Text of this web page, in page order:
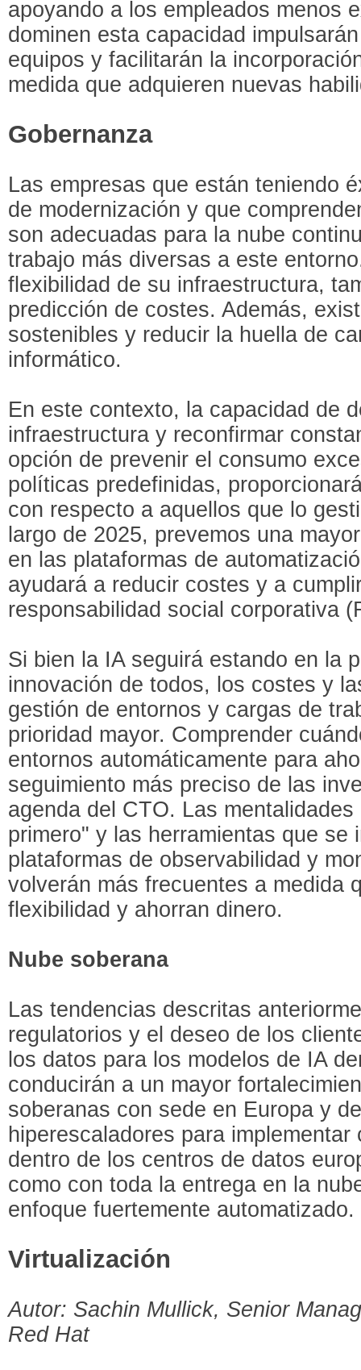
apoyando a los empleados menos
dominen esta capacidad
equipos y facilitarán la
medida que adquieren nuevas
Gobernanza
Las empresas que están teniendo
de modernización y que
son adecuadas para la nube
trabajo más diversas a este
flexibilidad de su infraestructura,
predicción de costes. Además,
sostenibles y reducir la huella de
informático.
En este contexto, la capacidad de
infraestructura y reconfirmar
opción de prevenir el consumo
políticas predefinidas,
con respecto a aquellos que lo
largo de 2025, prevemos una
en las plataformas de
ayudará a reducir costes y a
responsabilidad social corporativa
Si bien la IA seguirá estando en la
innovación de todos, los costes y
gestión de entornos y cargas de
prioridad mayor. Comprender
entornos automáticamente para
seguimiento más preciso de las
agenda del CTO. Las
primero" y las herramientas que se
plataformas de observabilidad y
volverán más frecuentes a medida
flexibilidad y ahorran dinero.
Nube soberana
Las tendencias descritas
regulatorios y el deseo de los
los datos para los modelos de IA
conducirán a un mayor
soberanas con sede en Europa y
hiperescaladores para
dentro de los centros de datos
como con toda la entrega en la
enfoque fuertemente automatizado.
Virtualización
Autor: Sachin Mullick, Senior
Red Hat